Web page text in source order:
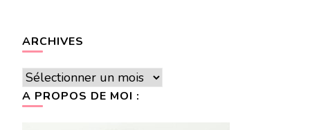
ARCHIVES
Archives
A PROPOS DE MOI :